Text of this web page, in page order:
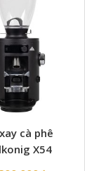
cà phê
X54